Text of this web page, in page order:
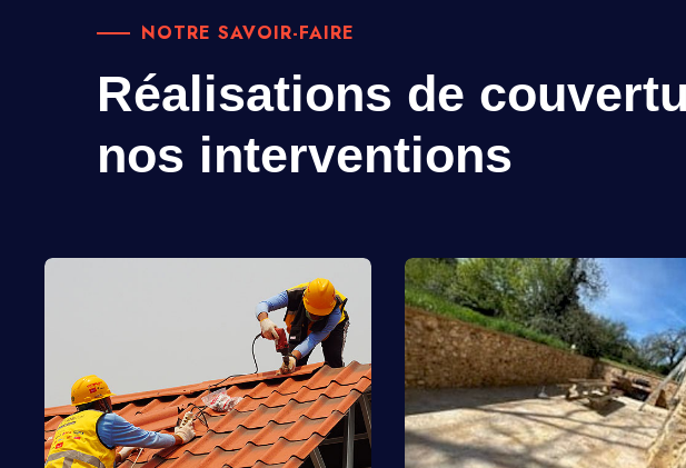
NOTRE SAVOIR-FAIRE
Réalisations de
nos interventions